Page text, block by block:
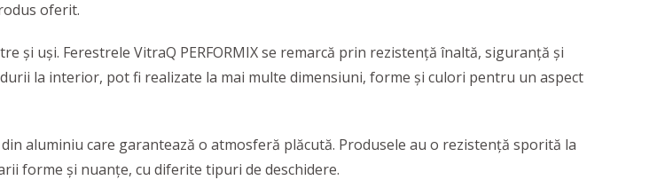
oferit.
și uși. Ferestrele VitraQ PERFORMIX se remarcă prin rezistență înaltă, siguranță și
la interior, pot fi realizate la mai multe dimensiuni, forme și culori pentru un aspect
aluminiu care garantează o atmosferă plăcută. Produsele au o rezistență sporită la
forme și nuanțe, cu diferite tipuri de deschidere.